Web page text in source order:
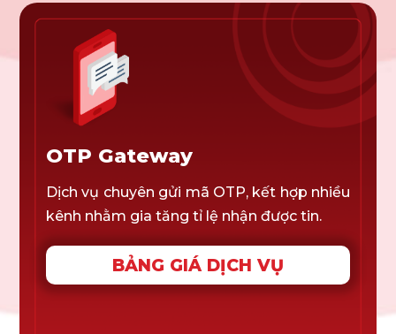
OTP Gateway
Dịch vụ chuyên gửi mã OTP, kết hợp nhiều
kênh nhằm gia tăng tỉ lệ nhận được tin.
BẢNG GIÁ DỊCH VỤ